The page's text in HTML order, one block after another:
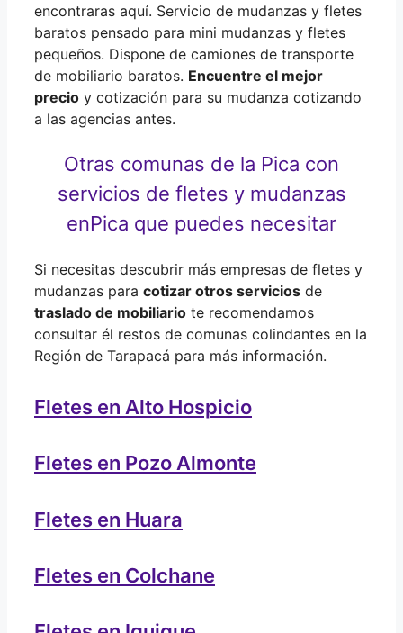
encontraras aquí. Servicio de mudanzas y fletes
baratos pensado para mini mudanzas y fletes
pequeños. Dispone de camiones de transporte
de mobiliario baratos. Encuentre el mejor
precio y cotización para su mudanza cotizando
a las agencias antes.
Otras comunas de la Pica con
servicios de fletes y mudanzas
enPica que puedes necesitar
Si necesitas descubrir más empresas de fletes y
mudanzas para cotizar otros servicios de
traslado de mobiliario te recomendamos
consultar él restos de comunas colindantes en la
Región de Tarapacá para más información.
Fletes en Alto Hospicio
Fletes en Pozo Almonte
Fletes en Huara
Fletes en Colchane